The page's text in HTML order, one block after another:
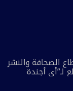
الصحافة والنشر
أجندة
ومصلحي